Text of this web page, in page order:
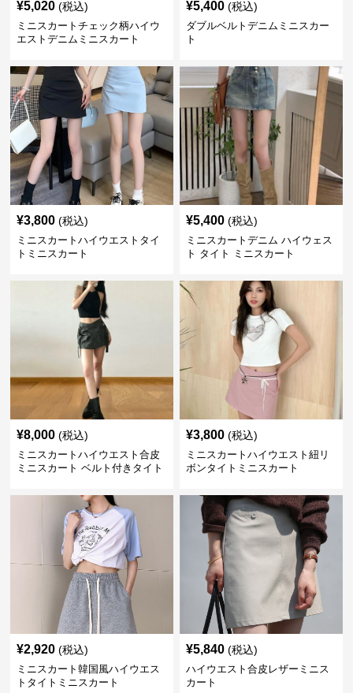
¥5,020 (税込)
ミニスカートチェック柄ハイウ
エストデニムミニスカート
¥5,400 (税込)
ダブルベルトデニムミニスカー
ト
¥3,800 (税込)
ミニスカートハイウエストタイ
トミニスカート
¥5,400 (税込)
ミニスカートデニム ハイウェス
ト タイト ミニスカート
¥8,000 (税込)
ミニスカートハイウエスト合皮
ミニスカート ベルト付きタイト
¥3,800 (税込)
ミニスカートハイウエスト紐リ
ボンタイトミニスカート
¥2,920 (税込)
ミニスカート韓国風ハイウエス
トタイトミニスカート
¥5,840 (税込)
ハイウエスト合皮レザーミニス
カート